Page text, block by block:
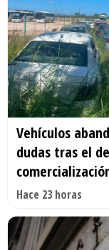
Vehículos
dudas tras el
Hace 23 horas